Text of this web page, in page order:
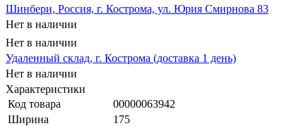
Шинбери, Россия, г. Кострома, ул. Юрия Смирнова 83
Нет в наличии
Нет в наличии
Удаленный склад, г. Кострома (доставка 1 день)
Нет в наличии
Характеристики
Код товара
00000063942
Ширина
175